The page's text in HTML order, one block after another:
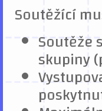
Soutěžící
Soutěže
skupiny